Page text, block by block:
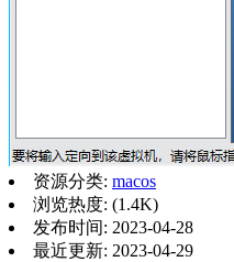
资源分类: macos
浏览热度: (1.4K)
发布时间: 2023-04-28
最近更新: 2023-04-29